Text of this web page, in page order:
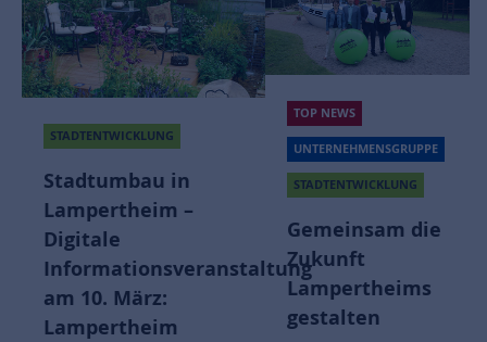
STADTENTWICKLUNG
Stadtumbau in
Lampertheim –
Digitale
Informationsveranstaltung
am 10. März:
Lampertheim
TOP NEWS
UNTERNEHMENSGRUPPE
STADTENTWICKLUNG
Gemeinsam die
Zukunft
Lampertheims
gestalten